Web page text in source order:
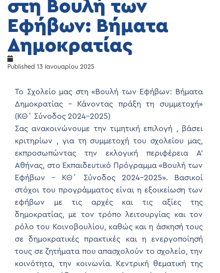
στη Βουλή των
Εφήβων: Βήματα
Δημοκρατίας
Published 13 Ιανουαρίου 2025
Το Σχολείο μας στη «Βουλή των Εφήβων: Βήματα
Δημοκρατίας – Κάνοντας πράξη τη συμμετοχή»
(ΚΘ΄ Σύνοδος 2024-2025)
Σας ανακοινώνουμε την τιμητική επιλογή , βάσει
κριτηρίων , για τη συμμετοχή του σχολείου μας,
εκπροσωπώντας την εκλογική περιφέρεια Α’
Αθήνας, στο Εκπαιδευτικό Πρόγραμμα «Βουλή των
Εφήβων – ΚΘ΄ Σύνοδος 2024-2025». Βασικοί
στόχοι του προγράμματος είναι η εξοικείωση των
εφήβων με τις αρχές και τις αξίες της
δημοκρατίας, με τον τρόπο λειτουργίας και τον
ρόλο του Κοινοβουλίου, καθώς και η άσκησή τους
σε δημοκρατικές πρακτικές και η ενεργοποίησή
τους σε ζητήματα που απασχολούν το σχολείο, την
κοινότητα, την κοινωνία. Κεντρική θεματική της